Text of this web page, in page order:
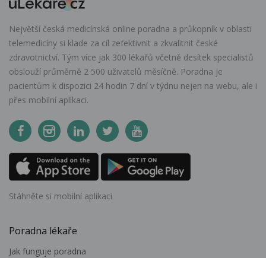
Největší česká medicínská online poradna a průkopník v oblasti
telemedicíny si klade za cíl zefektivnit a zkvalitnit české
zdravotnictví. Tým více jak 300 lékařů včetně desítek specialistů
obslouží průměrně 2 500 uživatelů měsíčně. Poradna je
pacientům k dispozici 24 hodin 7 dní v týdnu nejen na webu, ale i
přes mobilní aplikaci.
Stáhněte si mobilní aplikaci
Poradna lékaře
Jak funguje poradna